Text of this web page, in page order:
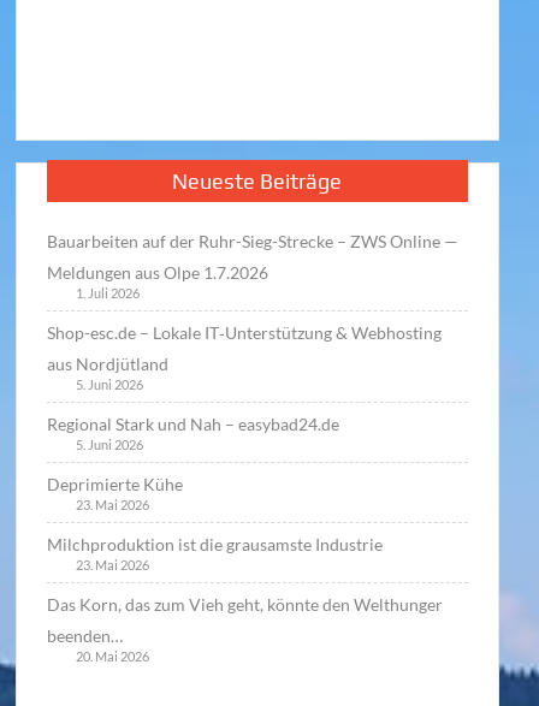
Neueste Beiträge
Bauarbeiten auf der Ruhr-Sieg-Strecke – ZWS Online —
Meldungen aus Olpe 1.7.2026
1. Juli 2026
Shop-esc.de – Lokale IT‑Unterstützung & Webhosting
aus Nordjütland
5. Juni 2026
Regional Stark und Nah – easybad24.de
5. Juni 2026
Deprimierte Kühe
23. Mai 2026
Milchproduktion ist die grausamste Industrie
23. Mai 2026
Das Korn, das zum Vieh geht, könnte den Welthunger
beenden…
20. Mai 2026